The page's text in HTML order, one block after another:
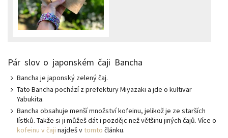
Pár slov o japonském čaji Bancha
Bancha je japonský zelený čaj.
Tato Bancha pochází z prefektury Miyazaki a jde o kultivar
Yabukita.
Bancha obsahuje menší množství kofeinu, jelikož je ze starších
lístků. Takže si ji můžeš dát i pozdějc než většinu jiných čajů. Více o
kofeinu v čaji najdeš v tomto článku.